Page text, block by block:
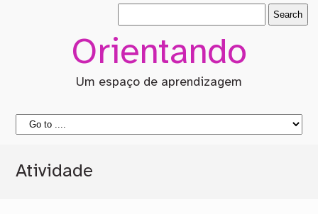
Orientando
Um espaço de aprendizagem
Atividade